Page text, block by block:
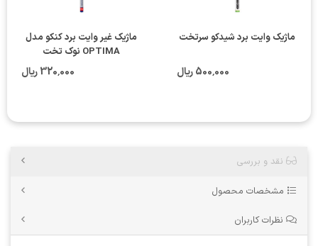
ماژیک وایت برد شیدکو سرتخت
500٬000 ریال
ماژیک غیر وایت برد کنکو مدل
OPTIMA نوک تخت
320٬000 ریال
نقد و بررسی
مشخصات محصول
نظرات کاربران